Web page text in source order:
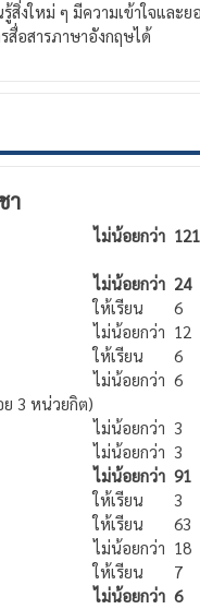
หม่ ๆ มีความเข้าใจและย
สื่อสารภาษาอังกฤษได้
า
ไม่น้อยกว่า 121
ไม่น้อยกว่า 24
ให้เรียน 6
ไม่น้อยกว่า 12
ให้เรียน 6
ไม่น้อยกว่า 6
3 หน่วยกิต)
ไม่น้อยกว่า 3
ไม่น้อยกว่า 3
ไม่น้อยกว่า 91
ให้เรียน 3
ให้เรียน 63
ไม่น้อยกว่า 18
ให้เรียน 7
ไม่น้อยกว่า 6